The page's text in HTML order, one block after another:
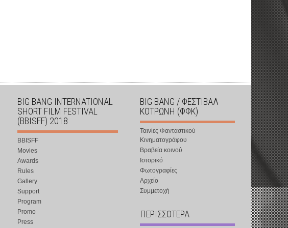
BIG BANG INTERNATIONAL
SHORT FILM FESTIVAL
(BBISFF) 2018
BBISFF
Movies
Awards
Rules
Gallery
Support
Program
Promo
Press
BIG BANG / ΦΕΣΤΙΒΑΛ
ΚΟΤΡΩΝΗ (ΦΦΚ)
Ταινίες Φανταστικού
Κινηματογράφου
Βραβεία κοινού
Ιστορικό
Φωτογραφίες
Αρχείο
Συμμετοχή
ΠΕΡΙΣΣΟΤΕΡΑ